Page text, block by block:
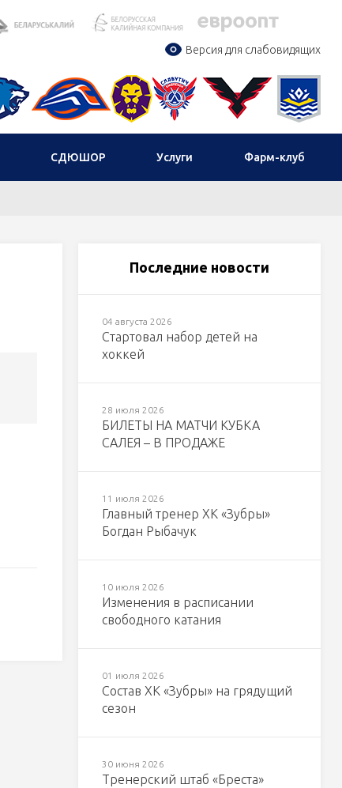
Версия для слабовидящих
СДЮШОР Услуги Фарм-клуб
Последние новости
04 августа 2026
Стартовал набор детей на
хоккей
28 июля 2026
БИЛЕТЫ НА МАТЧИ КУБКА
САЛЕЯ – В ПРОДАЖЕ
11 июля 2026
Главный тренер ХК «Зубры»
Богдан Рыбачук
10 июля 2026
Изменения в расписании
свободного катания
01 июля 2026
Состав ХК «Зубры» на грядущий
сезон
30 июня 2026
Тренерский штаб «Бреста»